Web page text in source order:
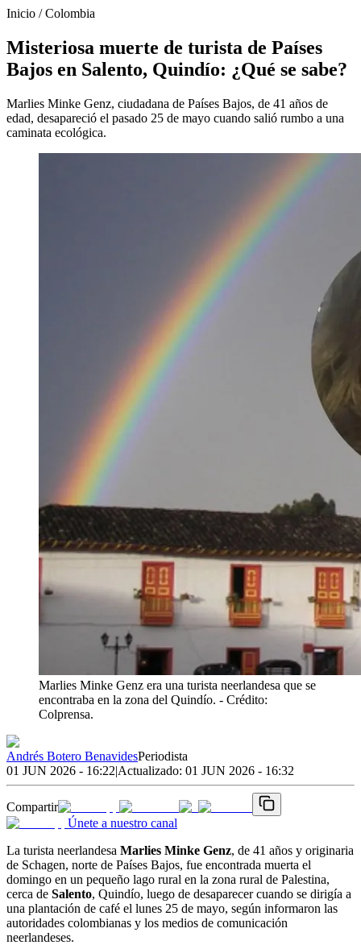
Inicio /Colombia
Misteriosa muerte de turista de Países
Bajos en Salento, Quindío: ¿Qué se sabe?
Marlies Minke Genz, ciudadana de Países Bajos, de 41 años de
edad, desapareció el pasado 25 de mayo cuando salió rumbo a una
caminata ecológica.
Marlies Minke Genz era una turista neerlandesa que se
encontraba en la zona del Quindío. - Crédito:
Colprensa.
Andrés Botero BenavidesPeriodista
01 JUN 2026 - 16:22|Actualizado: 01 JUN 2026 - 16:32
Compartir
Únete a nuestro canal
La turista neerlandesa Marlies Minke Genz, de 41 años y originaria
de Schagen, norte de Países Bajos, fue encontrada muerta el
domingo en un pequeño lago rural en la zona rural de Palestina,
cerca de Salento, Quindío, luego de desaparecer cuando se dirigía a
una plantación de café el lunes 25 de mayo, según informaron las
autoridades colombianas y los medios de comunicación
neerlandeses.